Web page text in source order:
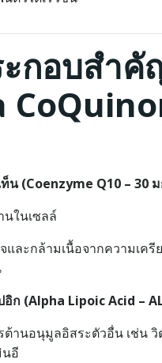
กอบสำคั
น (Coenzyme Q10 – 30
นในเซลล์
และกล้ามเนื้อจากความเครี
อิก (Alpha Lipoic Acid –
ต้านอนุมูลอิสระตัวอื่น เช่น
อี